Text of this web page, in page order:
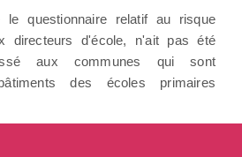
le questionnaire relatif au risque
directeurs d'école, n'ait pas été
aux communes qui sont
des écoles primaires